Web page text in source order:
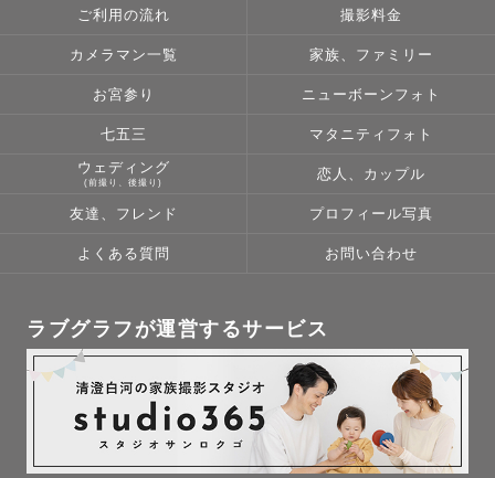
《  📅 地域別撮影可能日時  》更新
（※前後の撮影地との兼ね合いより）
ご不安な点がございましたらご依頼前にインスタdm、公式
LINEよりお問い合わせくださいませ💌
《 🫧 指名料について 》
⌇リピーターさん割引あります（お申し込み前にご連絡くだ
さいませ💌）
※みてねアプリからのご依頼は対象外となります。
﹋﹋﹋﹋﹋﹋﹋﹋﹋﹋﹋﹋﹋﹋
ご利用の流れ 撮影料金
カメラマン一覧 家族、ファミリー
お宮参り ニューボーンフォト
七五三 マタニティフォト
ウェディング
(前撮り、後撮り)
恋人、カップル
友達、フレンド プロフィール写真
よくある質問 お問い合わせ
ラブグラフが運営するサービス